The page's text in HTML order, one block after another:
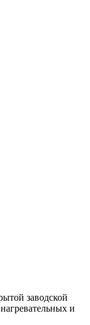
заводской
и